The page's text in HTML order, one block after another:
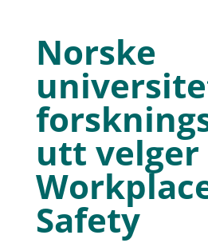
Norske
utt velger
Safety